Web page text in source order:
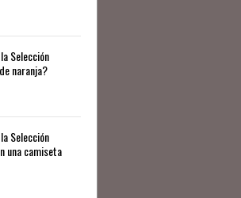
Selección
naranja?
Selección
una camiseta